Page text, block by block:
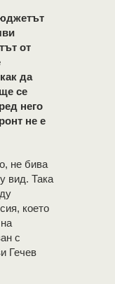
от
да
се
него
не е
не бива
вид. Така
което
с
Гечев